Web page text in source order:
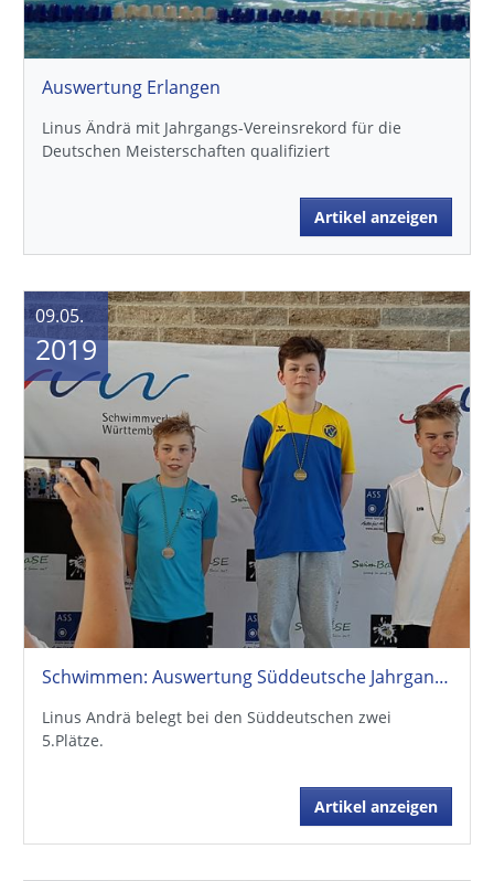
Auswertung Erlangen
Linus Ändrä mit Jahrgangs-Vereinsrekord für die
Deutschen Meisterschaften qualifiziert
Artikel anzeigen
Schwimmen: Auswertung Süddeutsche Jahrgangsmeisterschaften
Linus Andrä belegt bei den Süddeutschen zwei
5.Plätze.
Artikel anzeigen
09.05.
2019